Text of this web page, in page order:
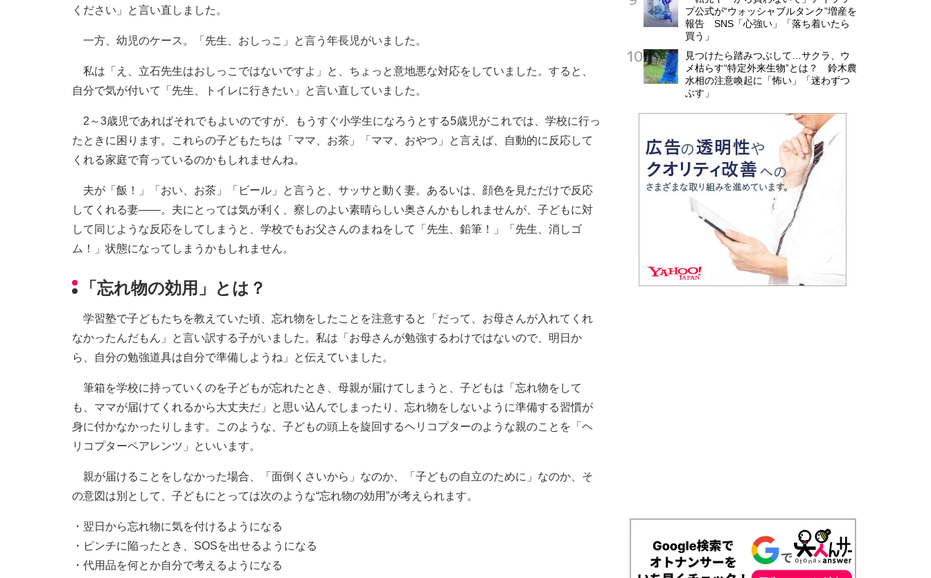
ください」と言い直しました。
一方、幼児のケース。「先生、おしっこ」と言う年長児がいました。
私は「え、立石先生はおしっこではないですよ」と、ちょっと意地悪な対応をしていました。すると、
自分で気が付いて「先生、トイレに行きたい」と言い直していました。
2～3歳児であればそれでもよいのですが、もうすぐ小学生になろうとする5歳児がこれでは、学校に行っ
たときに困ります。これらの子どもたちは「ママ、お茶」「ママ、おやつ」と言えば、自動的に反応して
くれる家庭で育っているのかもしれませんね。
夫が「飯！」「おい、お茶」「ビール」と言うと、サッサと動く妻。あるいは、顔色を見ただけで反応
してくれる妻――。夫にとっては気が利く、察しのよい素晴らしい奥さんかもしれませんが、子どもに対
して同じような反応をしてしまうと、学校でもお父さんのまねをして「先生、鉛筆！」「先生、消しゴ
ム！」状態になってしまうかもしれません。
「忘れ物の効用」とは？
学習塾で子どもたちを教えていた頃、忘れ物をしたことを注意すると「だって、お母さんが入れてくれ
なかったんだもん」と言い訳する子がいました。私は「お母さんが勉強するわけではないので、明日か
ら、自分の勉強道具は自分で準備しようね」と伝えていました。
筆箱を学校に持っていくのを子どもが忘れたとき、母親が届けてしまうと、子どもは「忘れ物をして
も、ママが届けてくれるから大丈夫だ」と思い込んでしまったり、忘れ物をしないように準備する習慣が
身に付かなかったりします。このような、子どもの頭上を旋回するヘリコプターのような親のことを「ヘ
リコプターペアレンツ」といいます。
親が届けることをしなかった場合、「面倒くさいから」なのか、「子どもの自立のために」なのか、そ
の意図は別として、子どもにとっては次のような“忘れ物の効用”が考えられます。
・翌日から忘れ物に気を付けるようになる
・ピンチに陥ったとき、SOSを出せるようになる
・代用品を何とか自分で考えるようになる
プ公式が“ウォッシャブルタンク”増産を
報告 SNS「心強い」「落ち着いたら
買う」
見つけたら踏みつぶして…サクラ、ウ
メ枯らす“特定外来生物”とは？ 鈴木農
水相の注意喚起に「怖い」「迷わずつ
ぶす」